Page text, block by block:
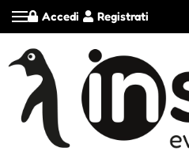
Registrati
Accedi